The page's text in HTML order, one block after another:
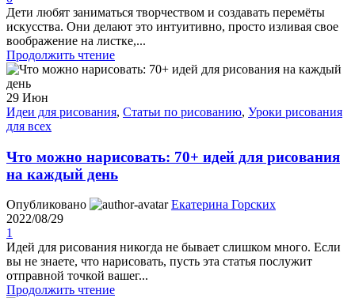
Дети любят заниматься творчеством и создавать перемёты
искусства. Они делают это интуитивно, просто изливая свое
воображение на листке,...
Продолжить чтение
29 Июн
Идеи для рисования, Статьи по рисованию, Уроки рисования
для всех
Что можно нарисовать: 70+ идей для рисования
на каждый день
Опубликовано
Екатерина Горских
2022/08/29
1
Идей для рисования никогда не бывает слишком много. Если
вы не знаете, что нарисовать, пусть эта статья послужит
отправной точкой вашег...
Продолжить чтение